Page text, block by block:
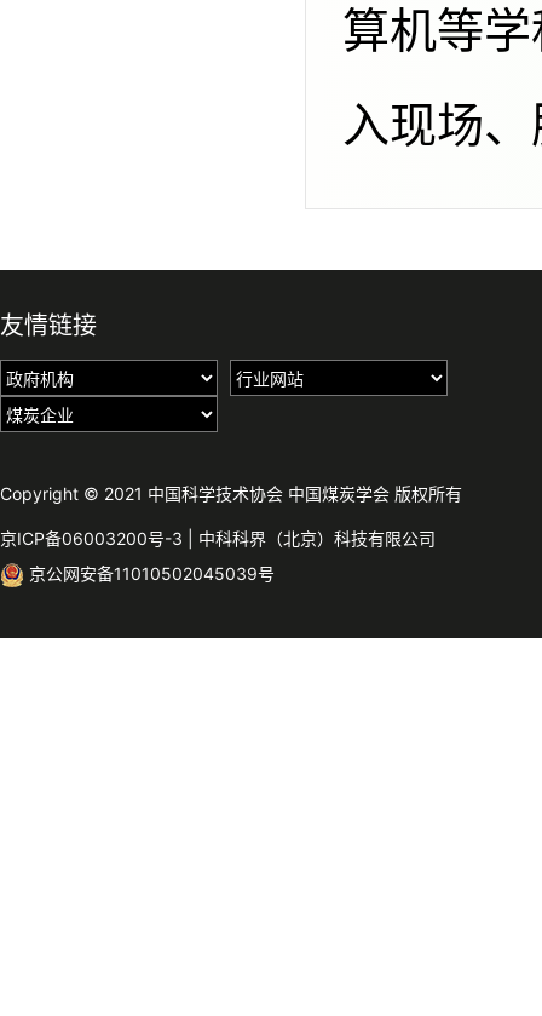
算机等
入现场
友情链接
Copyright © 2021 中国科学技术协会 中国煤炭学会 版权所有
京ICP备06003200号-3
中科科界（北京）科技有限公司
京公网安备11010502045039号